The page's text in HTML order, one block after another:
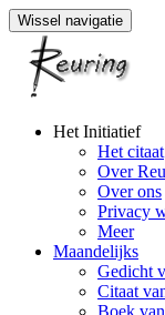
Wissel navigatie
Naar
Het Initiatief
Het citaat
Over
Over ons
Privacy
Meer
Maandelijks
Gedicht
Citaat
Boek